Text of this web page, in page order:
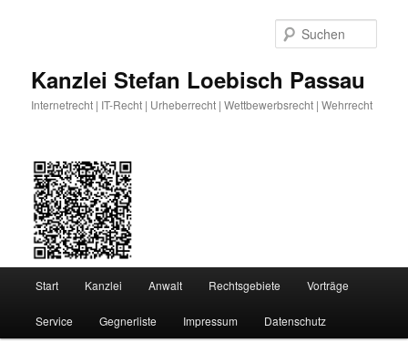
Kanzlei Stefan Loebisch Passau
Internetrecht | IT-Recht | Urheberrecht | Wettbewerbsrecht | Wehrrecht
Start Kanzlei Anwalt Rechtsgebiete Vorträge
Service Gegnerliste Impressum Datenschutz